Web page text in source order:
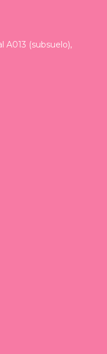
A013 (subsuelo),